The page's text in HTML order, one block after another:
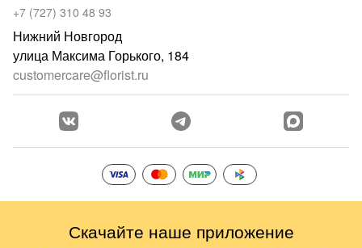
+7 (727) 310 48 93
Нижний Новгород
улица Максима Горького, 184
customercare@florist.ru
Скачайте наше приложение